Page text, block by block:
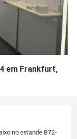
em Frankfurt,
no estande B72-